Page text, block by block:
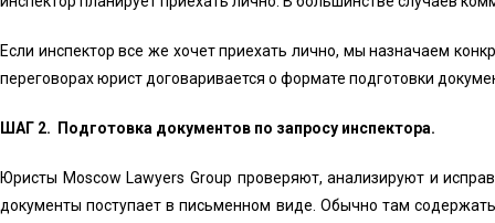
Если инспектор все же хочет приехать лично, мы назначаем
переговорах юрист договаривается о формате подготовки
ШАГ 2. Подготовка документов по запросу инспектора.
Юристы Moscow Lawyers Group проверяют, анализируют и
документы поступает в письменном виде. Обычно там